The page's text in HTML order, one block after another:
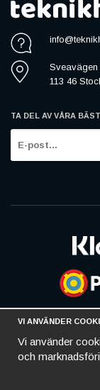
Sveavägen
113 46
TA DEL AV VÅRA
VI ANVÄNDER
Vi använder
och